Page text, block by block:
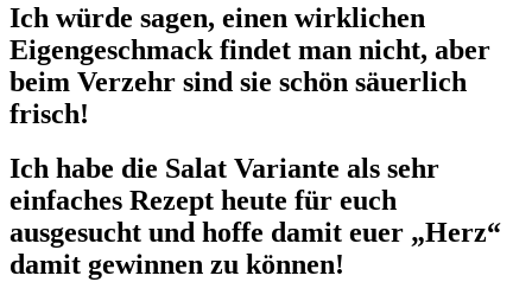
Ich würde sagen, einen wirklichen
Eigengeschmack findet man nicht, aber
beim Verzehr sind sie schön säuerlich
frisch!
Ich habe die Salat Variante als sehr
einfaches Rezept heute für euch
ausgesucht und hoffe damit euer „Herz“
damit gewinnen zu können!